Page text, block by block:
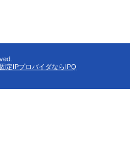
定IPプロバイダならIPQ